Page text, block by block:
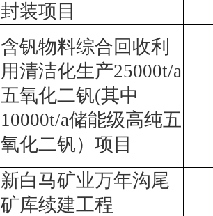
封装项目
含钒物料综合回收利
用清洁化生产25000t/a
五氧化二钒(其中
10000t/a储能级高纯五
氧化二钒）项目
新白马矿业万年沟尾
矿库续建工程